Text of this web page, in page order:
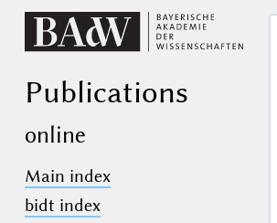
Publications
online
Main index
bidt index